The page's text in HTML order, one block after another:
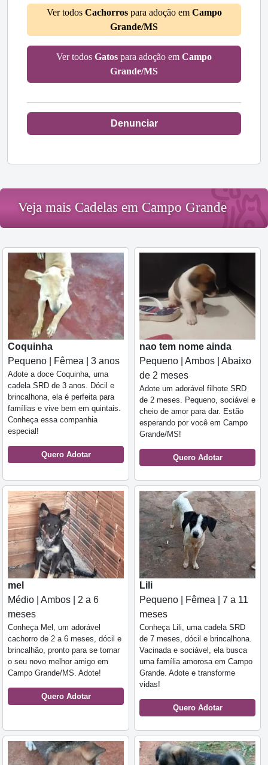
Ver todos Cachorrospara adoção em Campo
Grande/MS
Ver todos Gatos para adoção em Campo
Grande/MS
Denunciar
Veja mais Cadelas em Campo Grande
Coquinha
Pequeno | Fêmea | 3 anos
Adote a doce Coquinha, uma
cadela SRD de 3 anos. Dócil e
brincalhona, ela é perfeita para
famílias e vive bem em quintais.
Conheça essa companhia
especial!
Quero Adotar
nao tem nome ainda
Pequeno | Ambos | Abaixo
de 2 meses
Adote um adorável filhote SRD
de 2 meses. Pequeno, sociável e
cheio de amor para dar. Estão
esperando por você em Campo
Grande/MS!
Quero Adotar
mel
Médio | Ambos | 2 a 6
meses
Conheça Mel, um adorável
cachorro de 2 a 6 meses, dócil e
brincalhão, pronto para se tornar
o seu novo melhor amigo em
Campo Grande/MS. Adote!
Quero Adotar
Lili
Pequeno | Fêmea | 7 a 11
meses
Conheça Lili, uma cadela SRD
de 7 meses, dócil e brincalhona.
Vacinada e sociável, ela busca
uma família amorosa em Campo
Grande. Adote e transforme
vidas!
Quero Adotar